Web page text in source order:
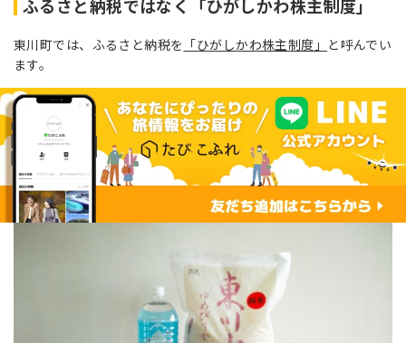
ふるさと納税ではなく「ひがしかわ株主制度」
東川町では、ふるさと納税を 「ひがしかわ株主制度」 と呼んでい
ます。